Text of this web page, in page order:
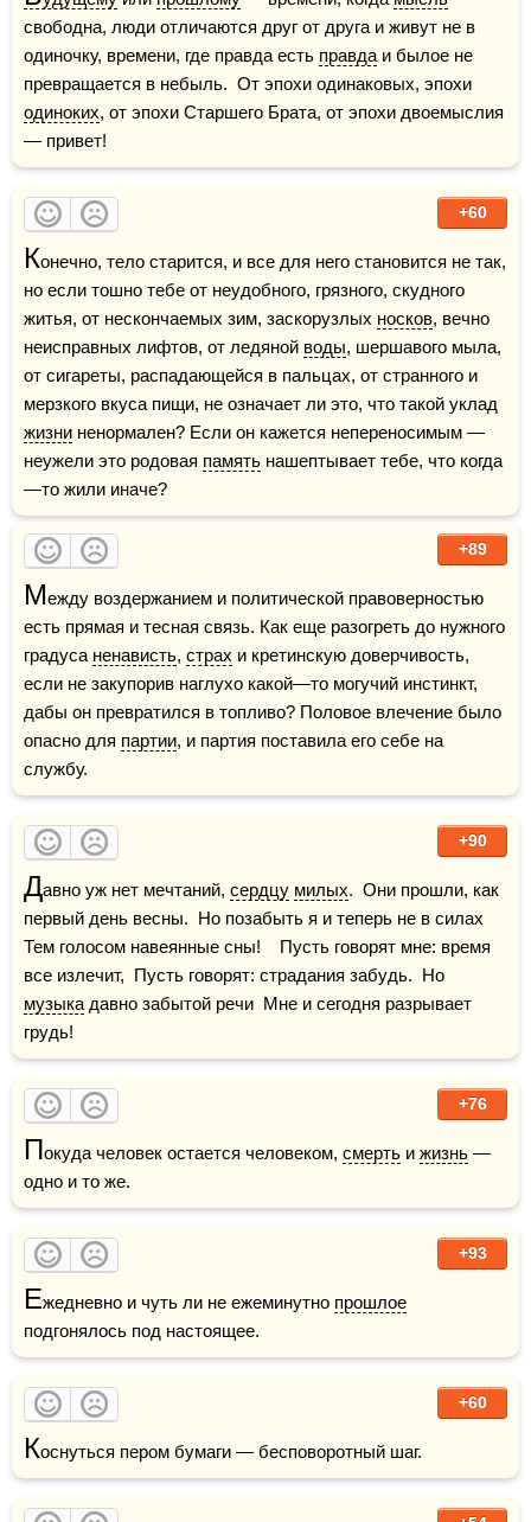
свободна, люди отличаются друг от друга и живут не в
одиночку, времени, где правда есть правда и былое не
одиноких, от эпохи Старшего Брата, от эпохи двоемыслия
— привет!
+60
Конечно, тело старится, и все для него становится не так,
но если тошно тебе от неудобного, грязного, скудного
житья, от нескончаемых зим, заскорузлых носков, вечно
неисправных лифтов, от ледяной воды, шершавого мыла,
от сигареты, распадающейся в пальцах, от странного и
жизни ненормален? Если он кажется непереносимым —
неужели это родовая память нашептывает тебе, что когда
—то жили иначе?
+89
Между воздержанием и политической правоверностью
есть прямая и тесная связь. Как еще разогреть до нужного
градуса ненависть, страх и кретинскую доверчивость,
если не закупорив наглухо какой—то могучий инстинкт,
дабы он превратился в топливо? Половое влечение было
опасно для партии, и партия поставила его себе на
службу.
+90
Давно уж нет мечтаний, сердцу милых.  Они прошли, как
первый день весны.  Но позабыть я и теперь не в силах
Тем голосом навеянные сны!    Пусть говорят мне: время
музыка давно забытой речи  Мне и сегодня разрывает
грудь!
+76
Покуда человек остается человеком, смерть и жизнь —
одно и то же.
+93
Ежедневно и чуть ли не ежеминутно прошлое
подгонялось под настоящее.
+60
Коснуться пером бумаги — бесповоротный шаг.